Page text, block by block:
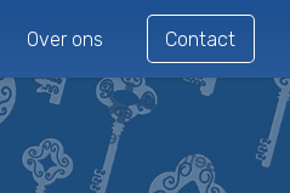
Over ons Contact